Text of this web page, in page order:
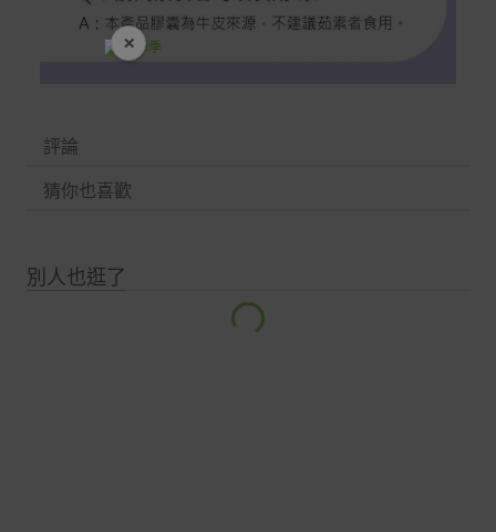
評論
猜你也喜歡
別人也逛了
載
入
中
× 開學裝備全面降價